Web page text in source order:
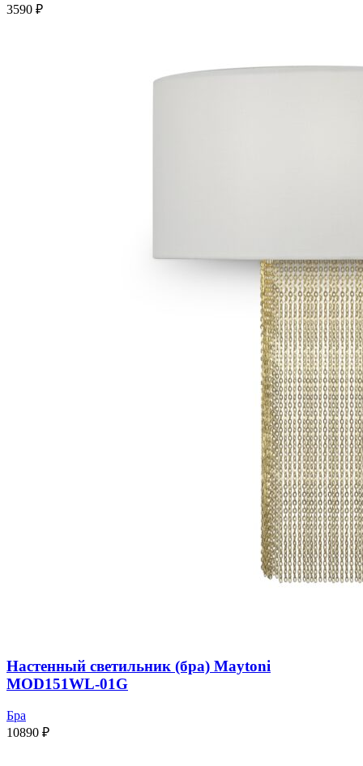
3590 ₽
Настенный светильник (бра) Maytoni
MOD151WL-01G
Бра
10890 ₽